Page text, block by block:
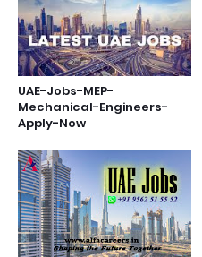
UAE-Jobs-MEP-
Mechanical-Engineers-
Apply-Now